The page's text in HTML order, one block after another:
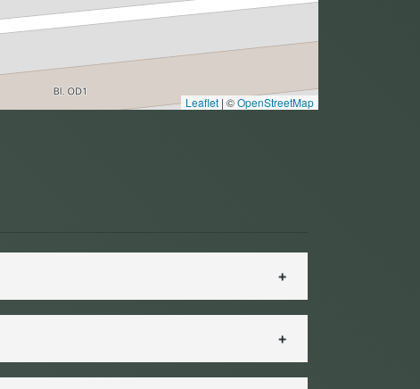
Leaflet | ©OpenStreetMap